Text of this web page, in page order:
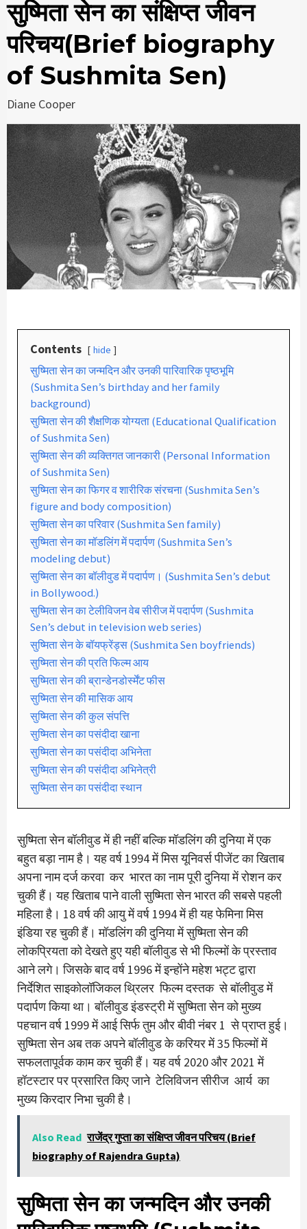
सुष्मिता सेन का संक्षिप्त जीवन
परिचय(Brief biography
of Sushmita Sen)
Diane Cooper
Contents hide
सुष्मिता सेन का जन्मदिन और उनकी पारिवारिक पृष्ठभूमि
(Sushmita Sen’s birthday and her family
background)
सुष्मिता सेन की शैक्षणिक योग्यता (Educational Qualification
of Sushmita Sen)
सुष्मिता सेन की व्यक्तिगत जानकारी (Personal Information
of Sushmita Sen)
सुष्मिता सेन का फिगर व शारीरिक संरचना (Sushmita Sen’s
figure and body composition)
सुष्मिता सेन का परिवार (Sushmita Sen family)
सुष्मिता सेन का मॉडलिंग में पदार्पण (Sushmita Sen’s
modeling debut)
सुष्मिता सेन का बॉलीवुड में पदार्पण। (Sushmita Sen’s debut
in Bollywood.)
सुष्मिता सेन का टेलीविजन वेब सीरीज में पदार्पण (Sushmita
Sen’s debut in television web series)
सुष्मिता सेन के बॉयफ्रेंड्स (Sushmita Sen boyfriends)
सुष्मिता सेन की प्रति फिल्म आय
सुष्मिता सेन की ब्रान्डेनडोर्स्मेंट फीस
सुष्मिता सेन की मासिक आय
सुष्मिता सेन की कुल संपत्ति
सुष्मिता सेन का पसंदीदा खाना
सुष्मिता सेन का पसंदीदा अभिनेता
सुष्मिता सेन की पसंदीदा अभिनेत्री
सुष्मिता सेन का पसंदीदा स्थान
सुष्मिता सेन बॉलीवुड में ही नहीं बल्कि मॉडलिंग की दुनिया में एक
बहुत बड़ा नाम है। यह वर्ष 1994 में मिस यूनिवर्स पीजेंट का खिताब
अपना नाम दर्ज करवा कर भारत का नाम पूरी दुनिया में रोशन कर
चुकी हैं। यह खिताब पाने वाली सुष्मिता सेन भारत की सबसे पहली
महिला है। 18 वर्ष की आयु में वर्ष 1994 में ही यह फेमिना मिस
इंडिया रह चुकी हैं। मॉडलिंग की दुनिया में सुष्मिता सेन की
लोकप्रियता को देखते हुए यही बॉलीवुड से भी फिल्मों के प्रस्ताव
आने लगे। जिसके बाद वर्ष 1996 में इन्होंने महेश भट्ट द्वारा
निर्देशित साइकोलॉजिकल थ्रिलर फिल्म दस्तक से बॉलीवुड में
पदार्पण किया था। बॉलीवुड इंडस्ट्री में सुष्मिता सेन को मुख्य
पहचान वर्ष 1999 में आई सिर्फ तुम और बीवी नंबर 1 से प्राप्त हुई।
सुष्मिता सेन अब तक अपने बॉलीवुड के करियर में 35 फिल्मों में
सफलतापूर्वक काम कर चुकी हैं। यह वर्ष 2020 और 2021 में
हॉटस्टार पर प्रसारित किए जाने टेलिविजन सीरीज आर्य का
मुख्य किरदार निभा चुकी है।
Also Read राजेंद्र गुप्ता का संक्षिप्त जीवन परिचय (Brief
biography of Rajendra Gupta)
सुष्मिता सेन का जन्मदिन और उनकी